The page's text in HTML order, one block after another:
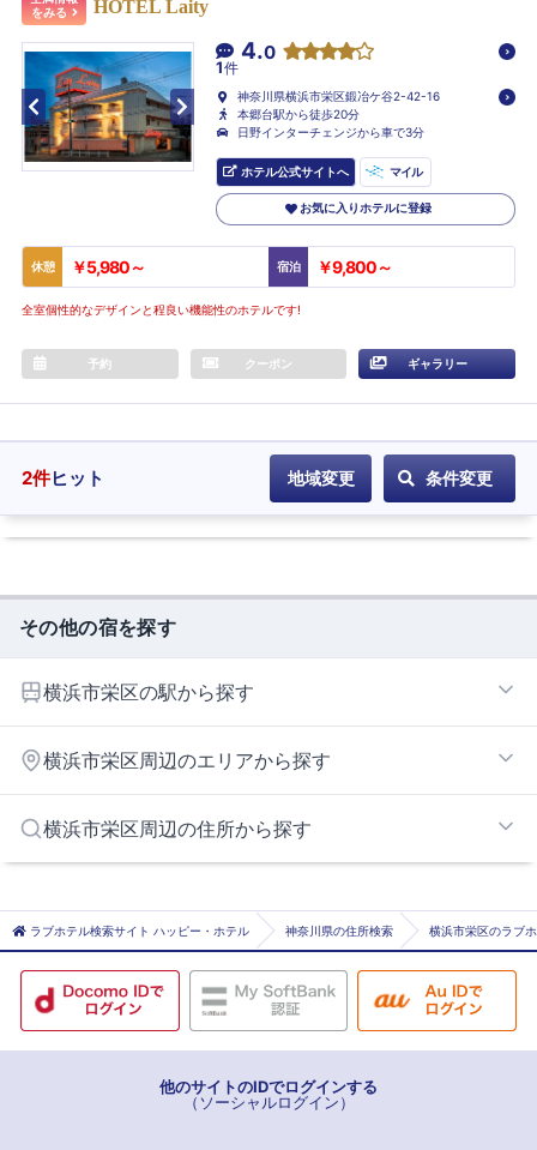
をみる
HOTEL Laity
4.0
1件
神奈川県横浜市栄区鍛冶ケ谷2-42-16
本郷台駅から徒歩20分
日野インターチェンジから車で3分
ホテル公式サイトへ マイル
お気に入りホテルに登録
休憩 ￥5,980～ 宿泊 ￥9,800～
全室個性的なデザインと程良い機能性のホテルです!
予約 クーポン ギャラリー
2件ヒット 地域変更 条件変更
その他の宿を探す
横浜市栄区の駅から探す
横浜市栄区周辺のエリアから探す
保土ヶ谷・戸塚エリア
横浜市栄区周辺の住所から探す
横浜市横浜市戸塚区
横浜市横浜市港南区
鎌倉市
ラブホテル検索サイト ハッピー・ホテル 神奈川県の住所検索 横浜市栄区のラブ
他のサイトのIDでログインする
（ソーシャルログイン）